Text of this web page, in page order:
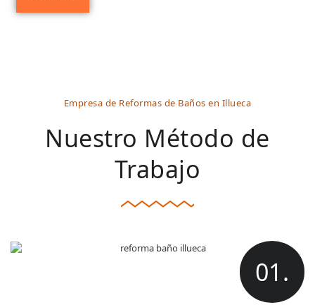
Empresa de Reformas de Baños en Illueca
Nuestro Método de
Trabajo
01.